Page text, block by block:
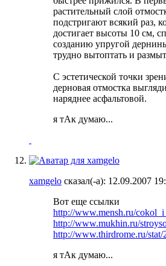
растительный слой
подстригают всякий раз,
достигает высоты 10 см,
созданию упругой
трудно вытоптать и
С эстетической точки
дерновая отмостка
наряднее асфальтовой.
я тАк думаю...
xamgelo сказал(-а): 12.09.2007
Вот еще ссылки
http://www.mensh.ru/
http://www.mukhin.ru/
http://www.thirdrome.ru/stat/
я тАк думаю...